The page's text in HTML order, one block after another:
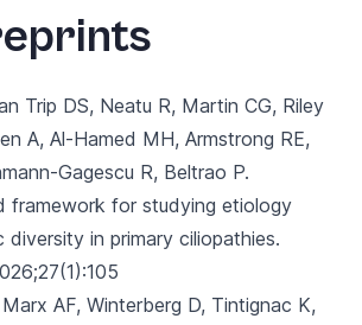
Trip DS, Neatu R, Martin CG, Riley
A, Al-Hamed MH, Armstrong RE,
Gagescu R, Beltrao P.
framework for studying etiology
in primary ciliopathies.
AF, Winterberg D, Tintignac K,